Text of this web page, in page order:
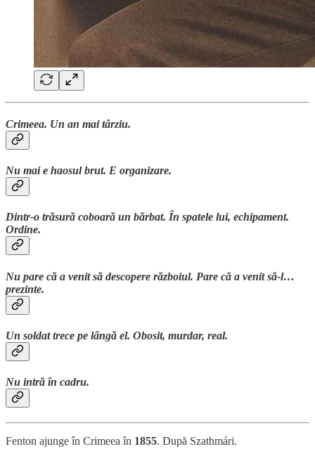
Crimeea. Un an mai târziu.
Nu mai e haosul brut. E organizare.
Dintr-o trăsură coboară un bărbat. În spatele lui, echipament.
Ordine.
Nu pare că a venit să descopere războiul. Pare că a venit să-l…
prezinte.
Un soldat trece pe lângă el. Obosit, murdar, real.
Nu intră în cadru.
Fenton ajunge în Crimeea în 1855. După Szathmári.